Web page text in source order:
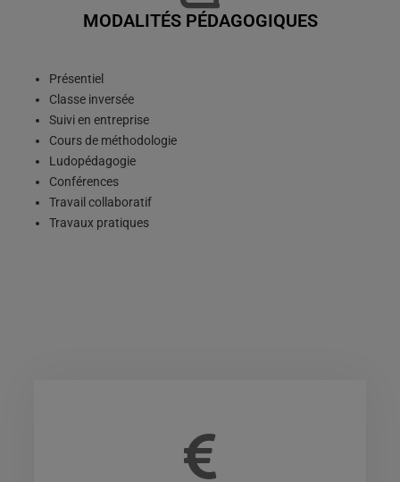
MODALITÉS PÉDAGOGIQUES
Présentiel
Classe inversée
Suivi en entreprise
Cours de méthodologie
Ludopédagogie
Conférences
Travail collaboratif
Travaux pratiques